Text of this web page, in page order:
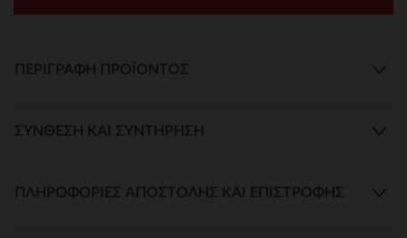
ΠΕΡΙΓΡΑΦΉ ΠΡΟΪΌΝΤΟΣ
ΣΎΝΘΕΣΗ ΚΑΙ ΣΥΝΤΉΡΗΣΗ
ΠΛΗΡΟΦΟΡΊΕΣ ΑΠΟΣΤΟΛΉΣ ΚΑΙ ΕΠΙΣΤΡΟΦΉΣ